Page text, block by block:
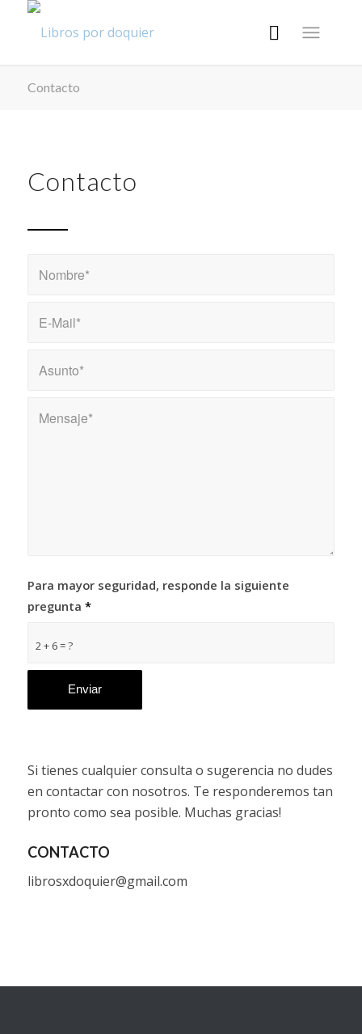
Contacto
Contacto
2 + 6 = ?
Para mayor seguridad, responde la siguiente
pregunta *
Si tienes cualquier consulta o sugerencia no dudes
en contactar con nosotros. Te responderemos tan
pronto como sea posible. Muchas gracias!
CONTACTO
librosxdoquier@gmail.com